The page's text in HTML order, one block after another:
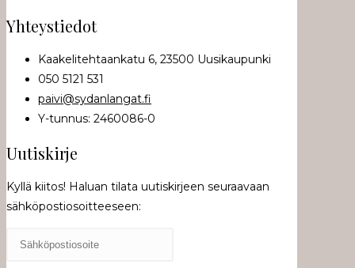
Yhteystiedot
Kaakelitehtaankatu 6, 23500 Uusikaupunki
050 5121 531
paivi@sydanlangat.fi
Y-tunnus: 2460086-0
Uutiskirje
Kyllä kiitos! Haluan tilata uutiskirjeen seuraavaan
sähköpostiosoitteeseen: